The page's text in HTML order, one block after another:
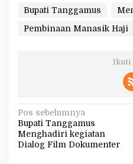
Bupati Tanggamus
Pembinaan Manasik Haji
Ikuti
N
a
v
Pos sebelumnya
Bupati Tanggamus
Menghadiri kegiatan
Dialog Film Dokumenter